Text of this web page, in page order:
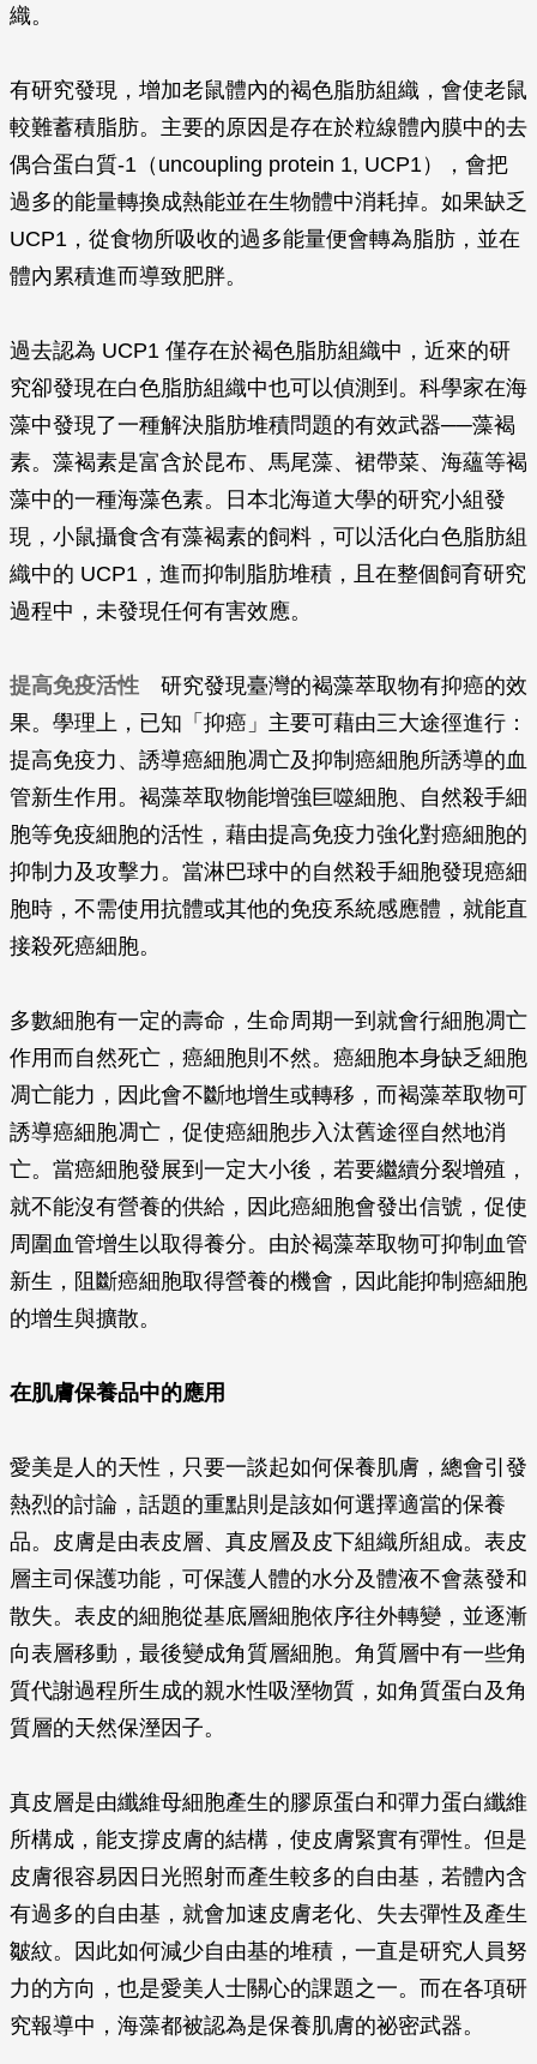
織。
有研究發現，增加老鼠體內的褐色脂肪組織，會使老鼠
較難蓄積脂肪。主要的原因是存在於粒線體內膜中的去
偶合蛋白質-1（uncoupling protein 1, UCP1），會把
過多的能量轉換成熱能並在生物體中消耗掉。如果缺乏
UCP1，從食物所吸收的過多能量便會轉為脂肪，並在
體內累積進而導致肥胖。
過去認為 UCP1 僅存在於褐色脂肪組織中，近來的研
究卻發現在白色脂肪組織中也可以偵測到。科學家在海
藻中發現了一種解決脂肪堆積問題的有效武器──藻褐
素。藻褐素是富含於昆布、馬尾藻、裙帶菜、海蘊等褐
藻中的一種海藻色素。日本北海道大學的研究小組發
現，小鼠攝食含有藻褐素的飼料，可以活化白色脂肪組
織中的 UCP1，進而抑制脂肪堆積，且在整個飼育研究
過程中，未發現任何有害效應。
提高免疫活性 研究發現臺灣的褐藻萃取物有抑癌的效
果。學理上，已知「抑癌」主要可藉由三大途徑進行：
提高免疫力、誘導癌細胞凋亡及抑制癌細胞所誘導的血
管新生作用。褐藻萃取物能增強巨噬細胞、自然殺手細
胞等免疫細胞的活性，藉由提高免疫力強化對癌細胞的
抑制力及攻擊力。當淋巴球中的自然殺手細胞發現癌細
胞時，不需使用抗體或其他的免疫系統感應體，就能直
接殺死癌細胞。
多數細胞有一定的壽命，生命周期一到就會行細胞凋亡
作用而自然死亡，癌細胞則不然。癌細胞本身缺乏細胞
凋亡能力，因此會不斷地增生或轉移，而褐藻萃取物可
誘導癌細胞凋亡，促使癌細胞步入汰舊途徑自然地消
亡。當癌細胞發展到一定大小後，若要繼續分裂增殖，
就不能沒有營養的供給，因此癌細胞會發出信號，促使
周圍血管增生以取得養分。由於褐藻萃取物可抑制血管
新生，阻斷癌細胞取得營養的機會，因此能抑制癌細胞
的增生與擴散。
在肌膚保養品中的應用
愛美是人的天性，只要一談起如何保養肌膚，總會引發
熱烈的討論，話題的重點則是該如何選擇適當的保養
品。皮膚是由表皮層、真皮層及皮下組織所組成。表皮
層主司保護功能，可保護人體的水分及體液不會蒸發和
散失。表皮的細胞從基底層細胞依序往外轉變，並逐漸
向表層移動，最後變成角質層細胞。角質層中有一些角
質代謝過程所生成的親水性吸溼物質，如角質蛋白及角
質層的天然保溼因子。
真皮層是由纖維母細胞產生的膠原蛋白和彈力蛋白纖維
所構成，能支撐皮膚的結構，使皮膚緊實有彈性。但是
皮膚很容易因日光照射而產生較多的自由基，若體內含
有過多的自由基，就會加速皮膚老化、失去彈性及產生
皺紋。因此如何減少自由基的堆積，一直是研究人員努
力的方向，也是愛美人士關心的課題之一。而在各項研
究報導中，海藻都被認為是保養肌膚的祕密武器。